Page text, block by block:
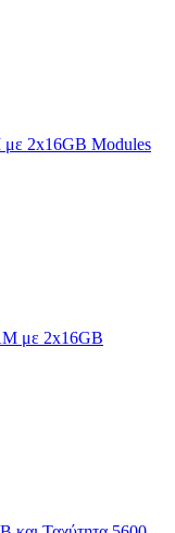
2x16GB Modules
με 2x16GB